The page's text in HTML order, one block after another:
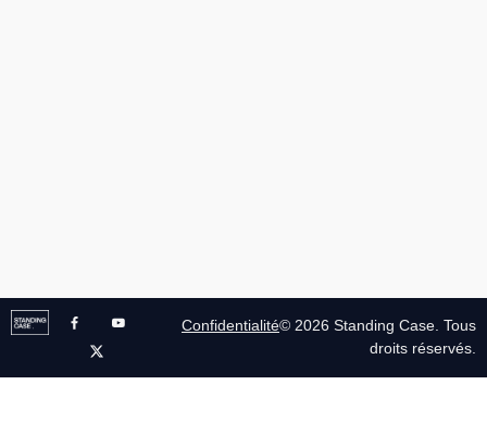
Confidentialité© 2026 Standing Case. Tous
droits réservés.